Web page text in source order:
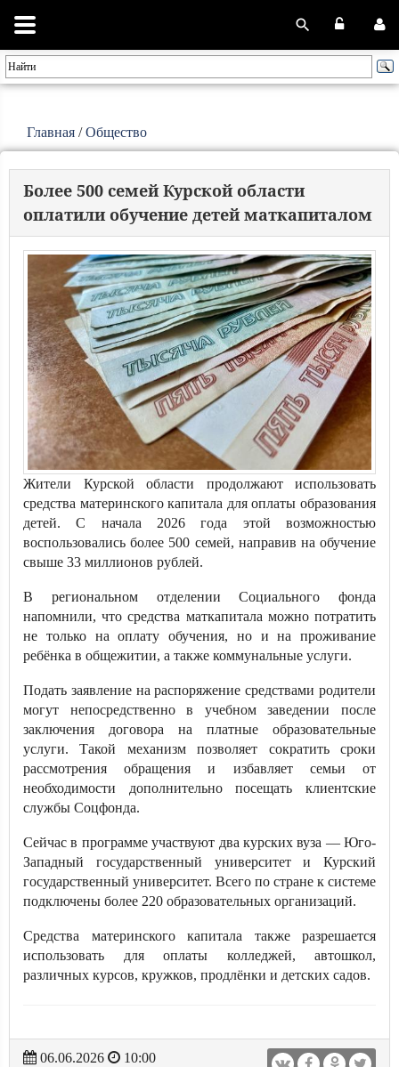
Главная /Общество
Более 500 семей Курской области
оплатили обучение детей маткапиталом
Жители Курской области продолжают использовать
средства материнского капитала для оплаты образования
детей. С начала 2026 года этой возможностью
воспользовались более 500 семей, направив на обучение
свыше 33 миллионов рублей.
В региональном отделении Социального фонда
напомнили, что средства маткапитала можно потратить
не только на оплату обучения, но и на проживание
ребёнка в общежитии, а также коммунальные услуги.
Подать заявление на распоряжение средствами родители
могут непосредственно в учебном заведении после
заключения договора на платные образовательные
услуги. Такой механизм позволяет сократить сроки
рассмотрения обращения и избавляет семьи от
необходимости дополнительно посещать клиентские
службы Соцфонда.
Сейчас в программе участвуют два курских вуза — Юго-
Западный государственный университет и Курский
государственный университет. Всего по стране к системе
подключены более 220 образовательных организаций.
Средства материнского капитала также разрешается
использовать для оплаты колледжей, автошкол,
различных курсов, кружков, продлёнки и детских садов.
06.06.2026
10:00